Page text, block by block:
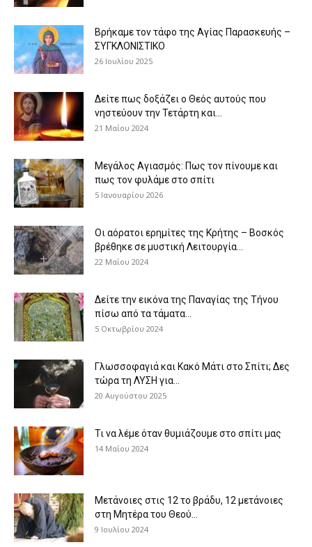
Βρήκαμε τον τάφο της Αγίας Παρασκευής –
ΣΥΓΚΛΟΝΙΣΤΙΚΟ
26 Ιουλίου 2025
Δείτε πως δοξάζει ο Θεός αυτούς που
νηστεύουν την Τετάρτη και...
21 Μαΐου 2024
Μεγάλος Αγιασμός: Πως τον πίνουμε και
πως τον φυλάμε στο σπίτι
5 Ιανουαρίου 2026
Οι αόρατοι ερημίτες της Κρήτης – Βοσκός
βρέθηκε σε μυστική Λειτουργία...
22 Μαΐου 2024
Δείτε την εικόνα της Παναγίας της Τήνου
πίσω από τα τάματα...
5 Οκτωβρίου 2024
Γλωσσοφαγιά και Κακό Μάτι στο Σπίτι; Δες
τώρα τη ΛΥΣΗ για...
20 Αυγούστου 2025
Τι να λέμε όταν θυμιάζουμε στο σπίτι μας
14 Μαΐου 2024
Μετάνοιες στις 12 το βράδυ, 12 μετάνοιες
στη Μητέρα του Θεού...
9 Ιουλίου 2024